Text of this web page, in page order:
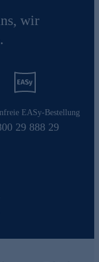
wir
EASy-Bestellung
29 888 29